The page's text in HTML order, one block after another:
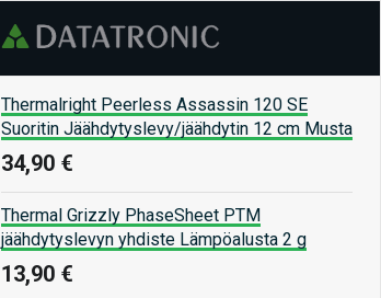
Thermalright Peerless Assassin 120 SE
Suoritin Jäähdytyslevy/jäähdytin 12 cm Musta
34,90 €
Thermal Grizzly PhaseSheet PTM
jäähdytyslevyn yhdiste Lämpöalusta 2 g
13,90 €